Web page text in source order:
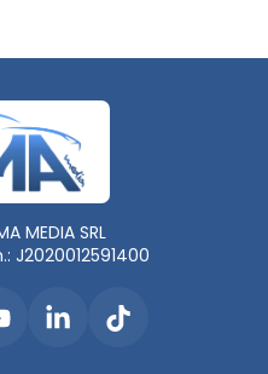
MEDIA SRL
J2020012591400